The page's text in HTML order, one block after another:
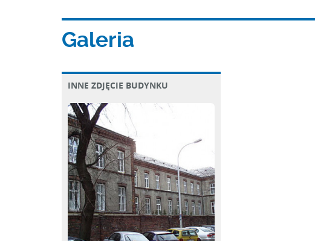
Galeria
INNE ZDJĘCIE BUDYNKU